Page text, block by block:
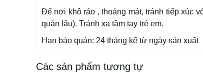
Để nơi khô ráo , thoáng mát, tránh tiếp xúc
quản lâu). Tránh xa tầm tay trẻ em.
Hạn bảo quản: 24 tháng kể từ ngày sản xuất
Các sản phẩm tương tự